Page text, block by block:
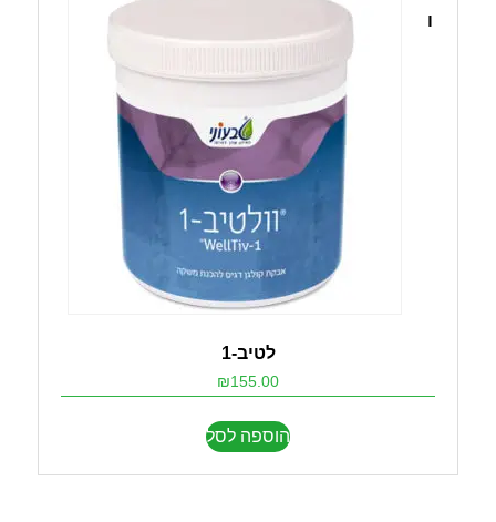
ו
לטיב-1
₪155.00
הוספה לסל